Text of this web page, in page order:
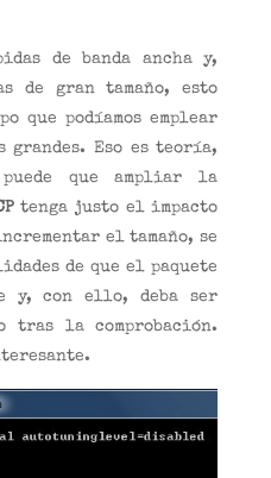
de banda ancha y,
de gran tamaño, esto
que podíamos emplear
grandes. Eso es teoría,
que ampliar la
tenga justo el impacto
el tamaño, se
de que el paquete
y, con ello, deba ser
tras la comprobación.